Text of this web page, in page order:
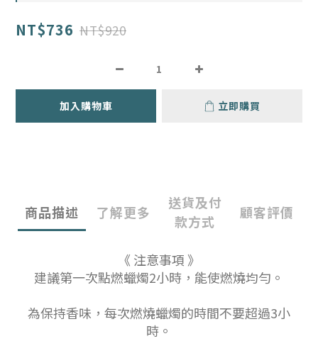
NT$736 NT$920
加入購物車 立即購買
商品描述 了解更多
送貨及付
款方式
顧客評價
《 注意事項 》
建議第一次點燃蠟燭2小時，能使燃燒均勻。
為保持香味，每次燃燒蠟燭的時間不要超過3小
時。